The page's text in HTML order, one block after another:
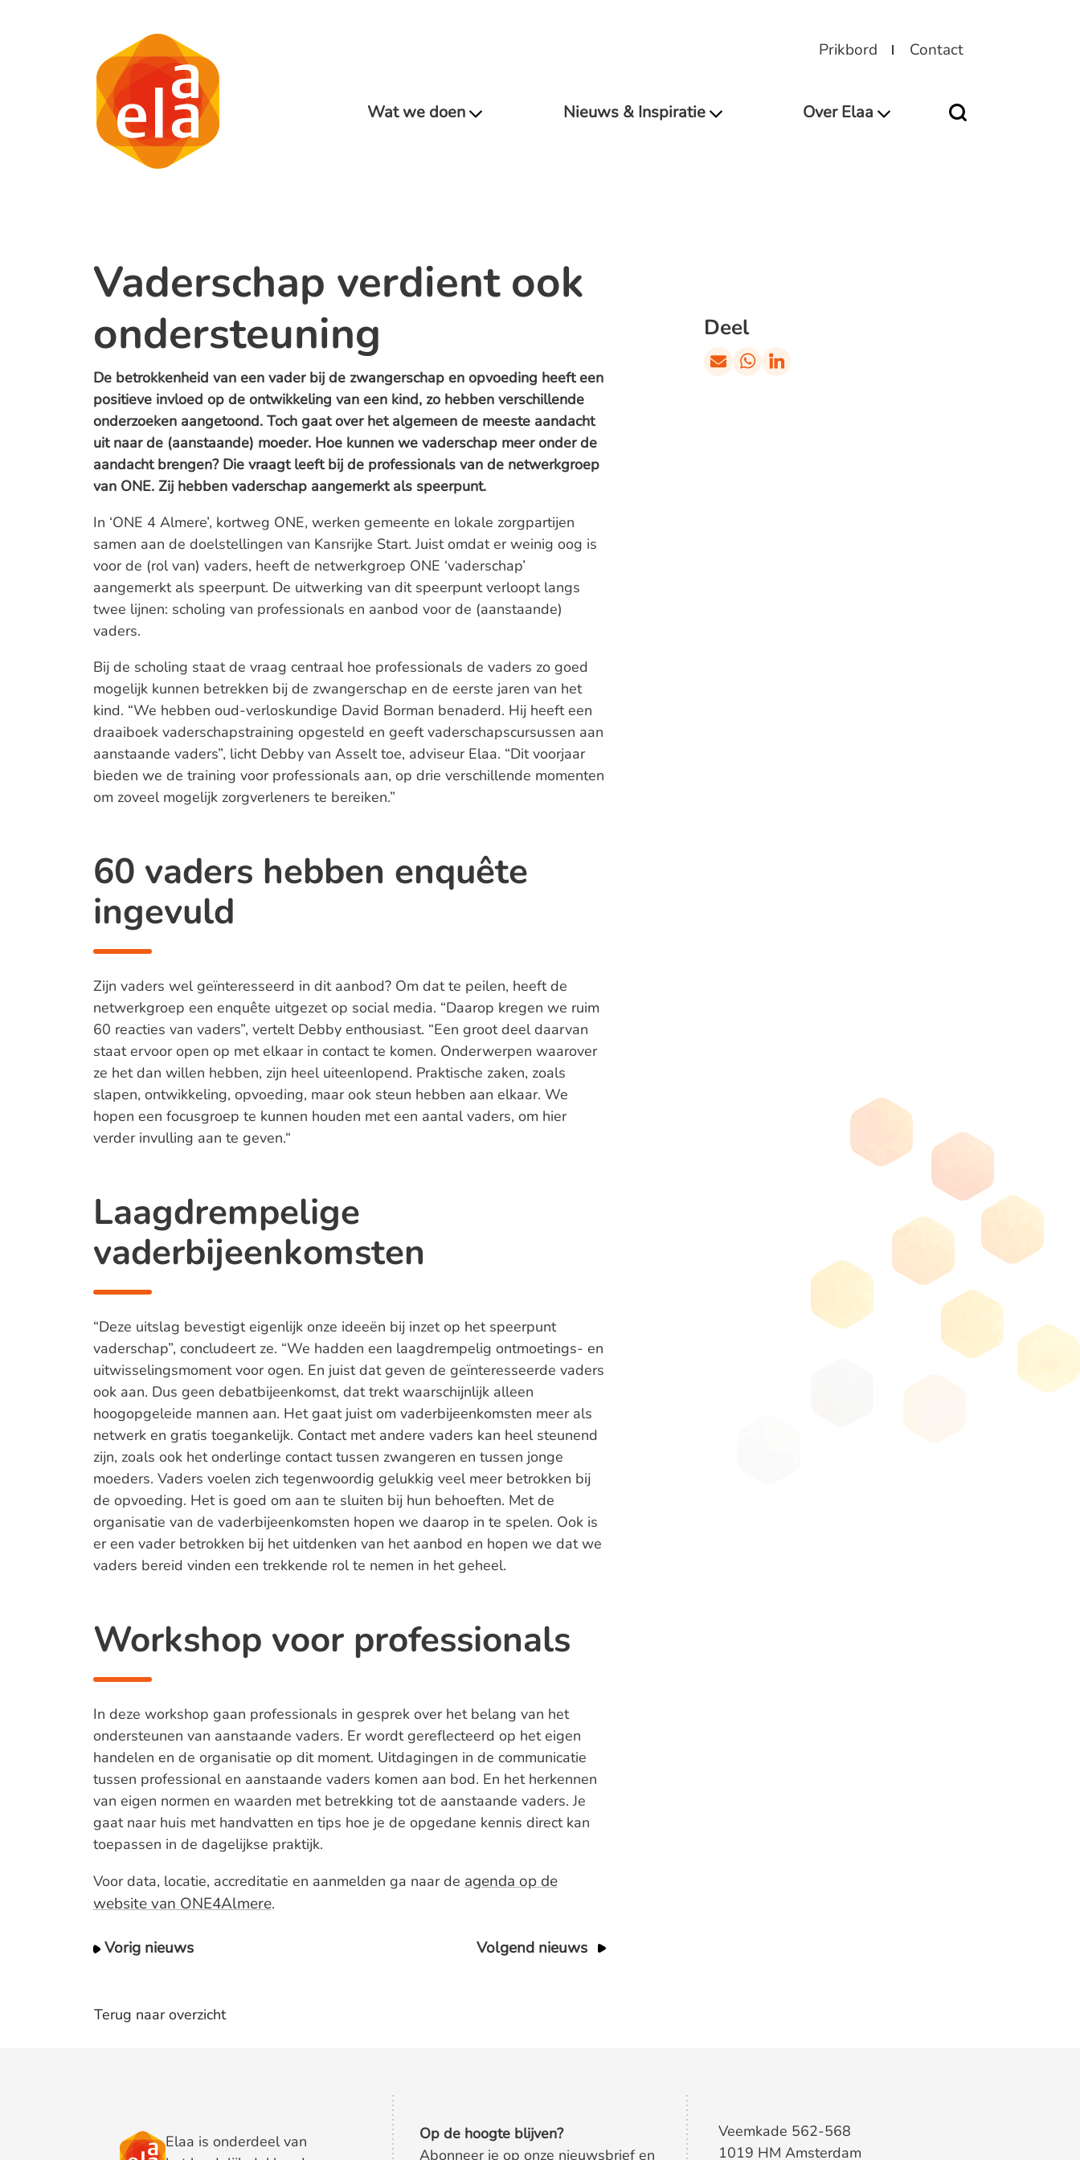
Prikbord Contact
Wat we doen Nieuws & Inspiratie Over Elaa
Vaderschap verdient ook
ondersteuning
De betrokkenheid van een vader bij de zwangerschap en opvoeding heeft een
positieve invloed op de ontwikkeling van een kind, zo hebben verschillende
onderzoeken aangetoond. Toch gaat over het algemeen de meeste aandacht
uit naar de (aanstaande) moeder. Hoe kunnen we vaderschap meer onder de
aandacht brengen? Die vraagt leeft bij de professionals van de netwerkgroep
van ONE. Zij hebben vaderschap aangemerkt als speerpunt.
In ‘ONE 4 Almere’, kortweg ONE, werken gemeente en lokale zorgpartijen
samen aan de doelstellingen van Kansrijke Start. Juist omdat er weinig oog is
voor de (rol van) vaders, heeft de netwerkgroep ONE ‘vaderschap’
aangemerkt als speerpunt. De uitwerking van dit speerpunt verloopt langs
twee lijnen: scholing van professionals en aanbod voor de (aanstaande)
vaders.
Bij de scholing staat de vraag centraal hoe professionals de vaders zo goed
mogelijk kunnen betrekken bij de zwangerschap en de eerste jaren van het
kind. “We hebben oud-verloskundige David Borman benaderd. Hij heeft een
draaiboek vaderschapstraining opgesteld en geeft vaderschapscursussen aan
aanstaande vaders”, licht Debby van Asselt toe, adviseur Elaa. “Dit voorjaar
bieden we de training voor professionals aan, op drie verschillende momenten
om zoveel mogelijk zorgverleners te bereiken.”
60 vaders hebben enquête
ingevuld
Zijn vaders wel geïnteresseerd in dit aanbod? Om dat te peilen, heeft de
netwerkgroep een enquête uitgezet op social media. “Daarop kregen we ruim
60 reacties van vaders”, vertelt Debby enthousiast. “Een groot deel daarvan
staat ervoor open op met elkaar in contact te komen. Onderwerpen waarover
ze het dan willen hebben, zijn heel uiteenlopend. Praktische zaken, zoals
slapen, ontwikkeling, opvoeding, maar ook steun hebben aan elkaar. We
hopen een focusgroep te kunnen houden met een aantal vaders, om hier
verder invulling aan te geven.“
Laagdrempelige
vaderbijeenkomsten
“Deze uitslag bevestigt eigenlijk onze ideeën bij inzet op het speerpunt
vaderschap”, concludeert ze. “We hadden een laagdrempelig ontmoetings- en
uitwisselingsmoment voor ogen. En juist dat geven de geïnteresseerde vaders
ook aan. Dus geen debatbijeenkomst, dat trekt waarschijnlijk alleen
hoogopgeleide mannen aan. Het gaat juist om vaderbijeenkomsten meer als
netwerk en gratis toegankelijk. Contact met andere vaders kan heel steunend
zijn, zoals ook het onderlinge contact tussen zwangeren en tussen jonge
moeders. Vaders voelen zich tegenwoordig gelukkig veel meer betrokken bij
de opvoeding. Het is goed om aan te sluiten bij hun behoeften. Met de
organisatie van de vaderbijeenkomsten hopen we daarop in te spelen. Ook is
er een vader betrokken bij het uitdenken van het aanbod en hopen we dat we
vaders bereid vinden een trekkende rol te nemen in het geheel.
Workshop voor professionals
In deze workshop gaan professionals in gesprek over het belang van het
ondersteunen van aanstaande vaders. Er wordt gereflecteerd op het eigen
handelen en de organisatie op dit moment. Uitdagingen in de communicatie
tussen professional en aanstaande vaders komen aan bod. En het herkennen
van eigen normen en waarden met betrekking tot de aanstaande vaders. Je
gaat naar huis met handvatten en tips hoe je de opgedane kennis direct kan
toepassen in de dagelijkse praktijk.
Voor data, locatie, accreditatie en aanmelden ga naar de agenda op de
website van ONE4Almere.
Vorig nieuws Volgend nieuws
Deel
Terug naar overzicht
Elaa is onderdeel van
Op de hoogte blijven?
Abonneer je op onze nieuwsbrief en
Veemkade 562-568
1019 HM Amsterdam